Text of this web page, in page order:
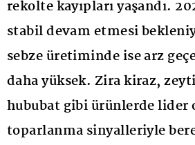
rekolte kayıpları yaşandı.
stabil devam etmesi
sebze üretiminde ise arz
daha yüksek. Zira kiraz,
hububat gibi ürünlerde lider
toparlanma sinyalleriyle